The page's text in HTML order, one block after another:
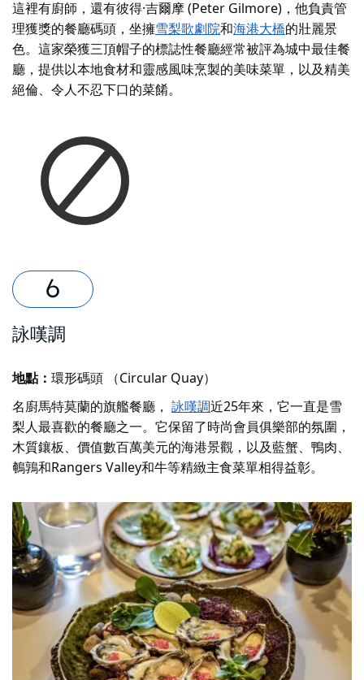
這裡有廚師，還有彼得·吉爾摩 (Peter Gilmore)，他負責管
理獲獎的餐廳碼頭 ，坐擁雪梨歌劇院和海港大橋的壯麗景
色。這家榮獲三頂帽子的標誌性餐廳經常被評為城中最佳餐
廳，提供以本地食材和靈感風味烹製的美味菜單，以及精美
絕倫、令人不忍下口的菜餚。
詠嘆調
地點： 環形碼頭 （Circular Quay）
名廚馬特莫蘭的旗艦餐廳， 詠嘆調近25年來，它一直是雪
梨人最喜歡的餐廳之一。它保留了時尚會員俱樂部的氛圍，
木質鑲板、價值數百萬美元的海港景觀，以及藍蟹、鴨肉、
鵪鶉和Rangers Valley和牛等精緻主食菜單相得益彰。